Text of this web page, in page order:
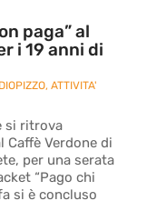
paga” al
i 19 anni di
,ATTIVITA'
si ritrova
Verdone di
per una serata
“Pago chi
si è concluso